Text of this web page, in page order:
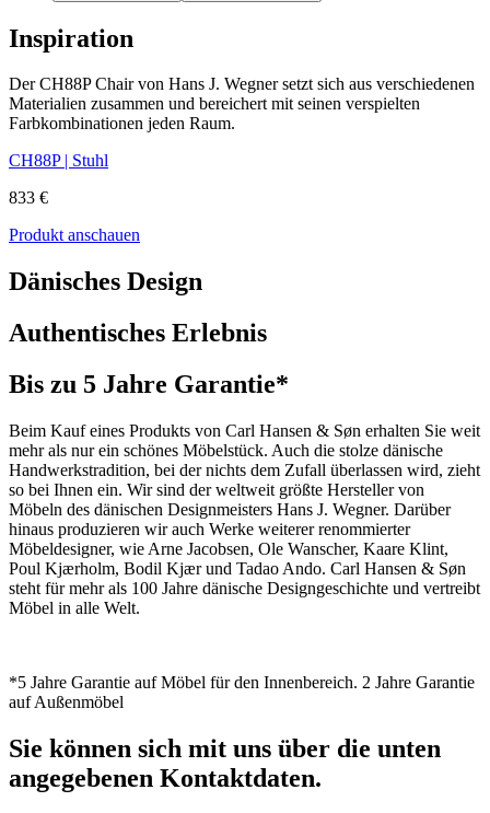
Inspiration
Der CH88P Chair von Hans J. Wegner setzt sich aus verschiedenen
Materialien zusammen und bereichert mit seinen verspielten
Farbkombinationen jeden Raum.
CH88P | Stuhl
833 €
Produkt anschauen
Dänisches Design
Authentisches Erlebnis
Bis zu 5 Jahre Garantie*
Beim Kauf eines Produkts von Carl Hansen & Søn erhalten Sie weit
mehr als nur ein schönes Möbelstück. Auch die stolze dänische
Handwerkstradition, bei der nichts dem Zufall überlassen wird, zieht
so bei Ihnen ein. Wir sind der weltweit größte Hersteller von
Möbeln des dänischen Designmeisters Hans J. Wegner. Darüber
hinaus produzieren wir auch Werke weiterer renommierter
Möbeldesigner, wie Arne Jacobsen, Ole Wanscher, Kaare Klint,
Poul Kjærholm, Bodil Kjær und Tadao Ando. Carl Hansen & Søn
steht für mehr als 100 Jahre dänische Designgeschichte und vertreibt
Möbel in alle Welt.
*5 Jahre Garantie auf Möbel für den Innenbereich. 2 Jahre Garantie
auf Außenmöbel
Sie können sich mit uns über die unten
angegebenen Kontaktdaten.